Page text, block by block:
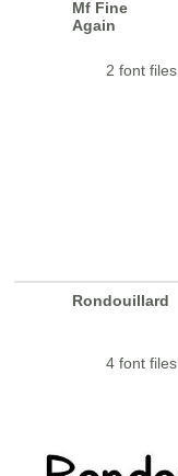
Mf Fine
Again
2 font files
Rondouillard
4 font files